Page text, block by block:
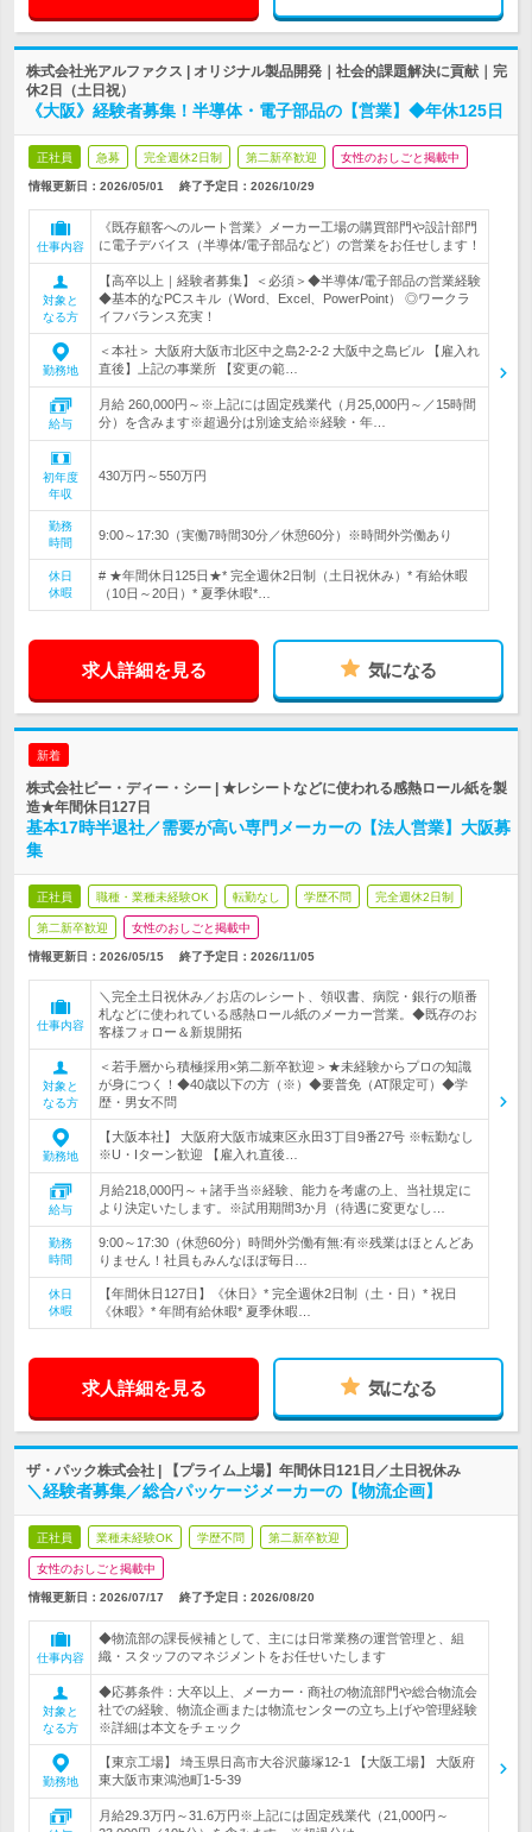
株式会社光アルファクス | オリジナル製品開発｜社会的課題解決に貢献｜完
休2日（土日祝）
《大阪》経験者募集！半導体・電子部品の【営業】◆年休125日
正社員 急募 完全週休2日制 第二新卒歓迎 女性のおしごと掲載中
情報更新日：2026/05/01 終了予定日： 2026/10/29
仕事内容
《既存顧客へのルート営業》メーカー工場の購買部門や設計部門
に電子デバイス（半導体/電子部品など）の営業をお任せします！
対象と
なる方
【高卒以上｜経験者募集】＜必須＞◆半導体/電子部品の営業経験
◆基本的なPCスキル（Word、Excel、PowerPoint） ◎ワークラ
イフバランス充実！
勤務地
＜本社＞ 大阪府大阪市北区中之島2-2-2 大阪中之島ビル 【雇入れ
直後】上記の事業所 【変更の範…
給与
月給 260,000円～※上記には固定残業代（月25,000円～／15時間
分）を含みます※超過分は別途支給※経験・年…
初年度
年収
430万円～550万円
勤務
時間
9:00～17:30（実働7時間30分／休憩60分）※時間外労働あり
休日
休暇
# ★年間休日125日★* 完全週休2日制（土日祝休み）* 有給休暇
（10日～20日）* 夏季休暇*…
求人詳細を見る 気になる
新着
株式会社ピー・ディー・シー | ★レシートなどに使われる感熱ロール紙を製
造★年間休日127日
基本17時半退社／需要が高い専門メーカーの【法人営業】大阪募
集
正社員 職種・業種未経験OK 転勤なし 学歴不問 完全週休2日制
第二新卒歓迎 女性のおしごと掲載中
情報更新日：2026/05/15 終了予定日： 2026/11/05
仕事内容
＼完全土日祝休み／お店のレシート、領収書、病院・銀行の順番
札などに使われている感熱ロール紙のメーカー営業。◆既存のお
客様フォロー＆新規開拓
対象と
なる方
＜若手層から積極採用×第二新卒歓迎＞★未経験からプロの知識
が身につく！◆40歳以下の方（※）◆要普免（AT限定可）◆学
歴・男女不問
勤務地
【大阪本社】 大阪府大阪市城東区永田3丁目9番27号 ※転勤なし
※U・Iターン歓迎 【雇入れ直後…
給与
月給218,000円～＋諸手当※経験、能力を考慮の上、当社規定に
より決定いたします。※試用期間3か月（待遇に変更なし…
勤務
時間
9:00～17:30（休憩60分）時間外労働有無:有※残業はほとんどあ
りません！社員もみんなほぼ毎日…
休日
休暇
【年間休日127日】《休日》* 完全週休2日制（土・日）* 祝日
《休暇》* 年間有給休暇* 夏季休暇…
求人詳細を見る 気になる
ザ・パック株式会社 | 【プライム上場】年間休日121日／土日祝休み
＼経験者募集／総合パッケージメーカーの【物流企画】
正社員 業種未経験OK 学歴不問 第二新卒歓迎
女性のおしごと掲載中
情報更新日：2026/07/17 終了予定日： 2026/08/20
仕事内容
◆物流部の課長候補として、主には日常業務の運営管理と、組
織・スタッフのマネジメントをお任せいたします
対象と
なる方
◆応募条件：大卒以上、メーカー・商社の物流部門や総合物流会
社での経験、物流企画または物流センターの立ち上げや管理経験
※詳細は本文をチェック
勤務地
【東京工場】 埼玉県日高市大谷沢藤塚12-1 【大阪工場】 大阪府
東大阪市東鴻池町1-5-39
月給29.3万円～31.6万円※上記には固定残業代（21,000円～